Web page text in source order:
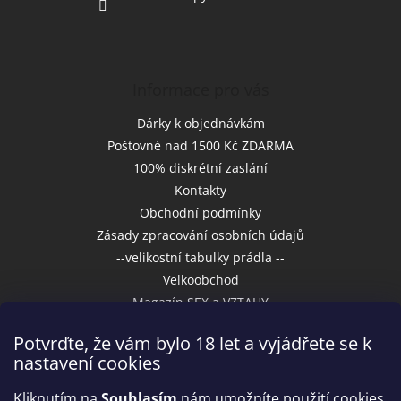
Potvrďte, že vám bylo 18 let a vyjádřete se k
nastavení cookies
Dárky k objednávkám
Poštovné nad 1500 Kč ZDARMA
100% diskrétní zaslání
Kontakty
Obchodní podmínky
Zásady zpracování osobních údajů
--velikostní tabulky prádla --
Velkoobchod
Magazín SEX a VZTAHY